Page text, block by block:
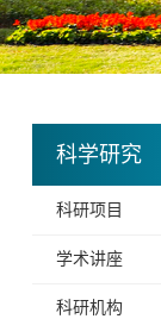
科学研究
科研项目
学术讲座
科研机构